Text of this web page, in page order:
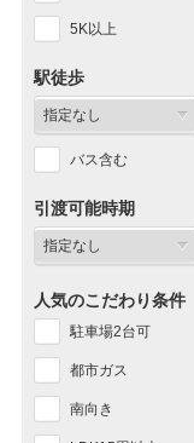
5K以上
駅徒歩
バス含む
引渡可能時期
人気のこだわり条件
駐車場2台可
都市ガス
南向き